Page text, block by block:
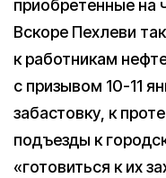
приобретенные на
Вскоре Пехлеви
к работникам
с призывом 10-11
забастовку, к
подъезды к
«готовиться к их